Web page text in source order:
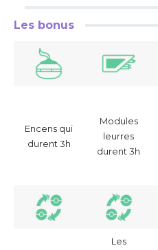
Les bonus
Encens qui
durent 3h
Modules
leurres
durent 3h
Les